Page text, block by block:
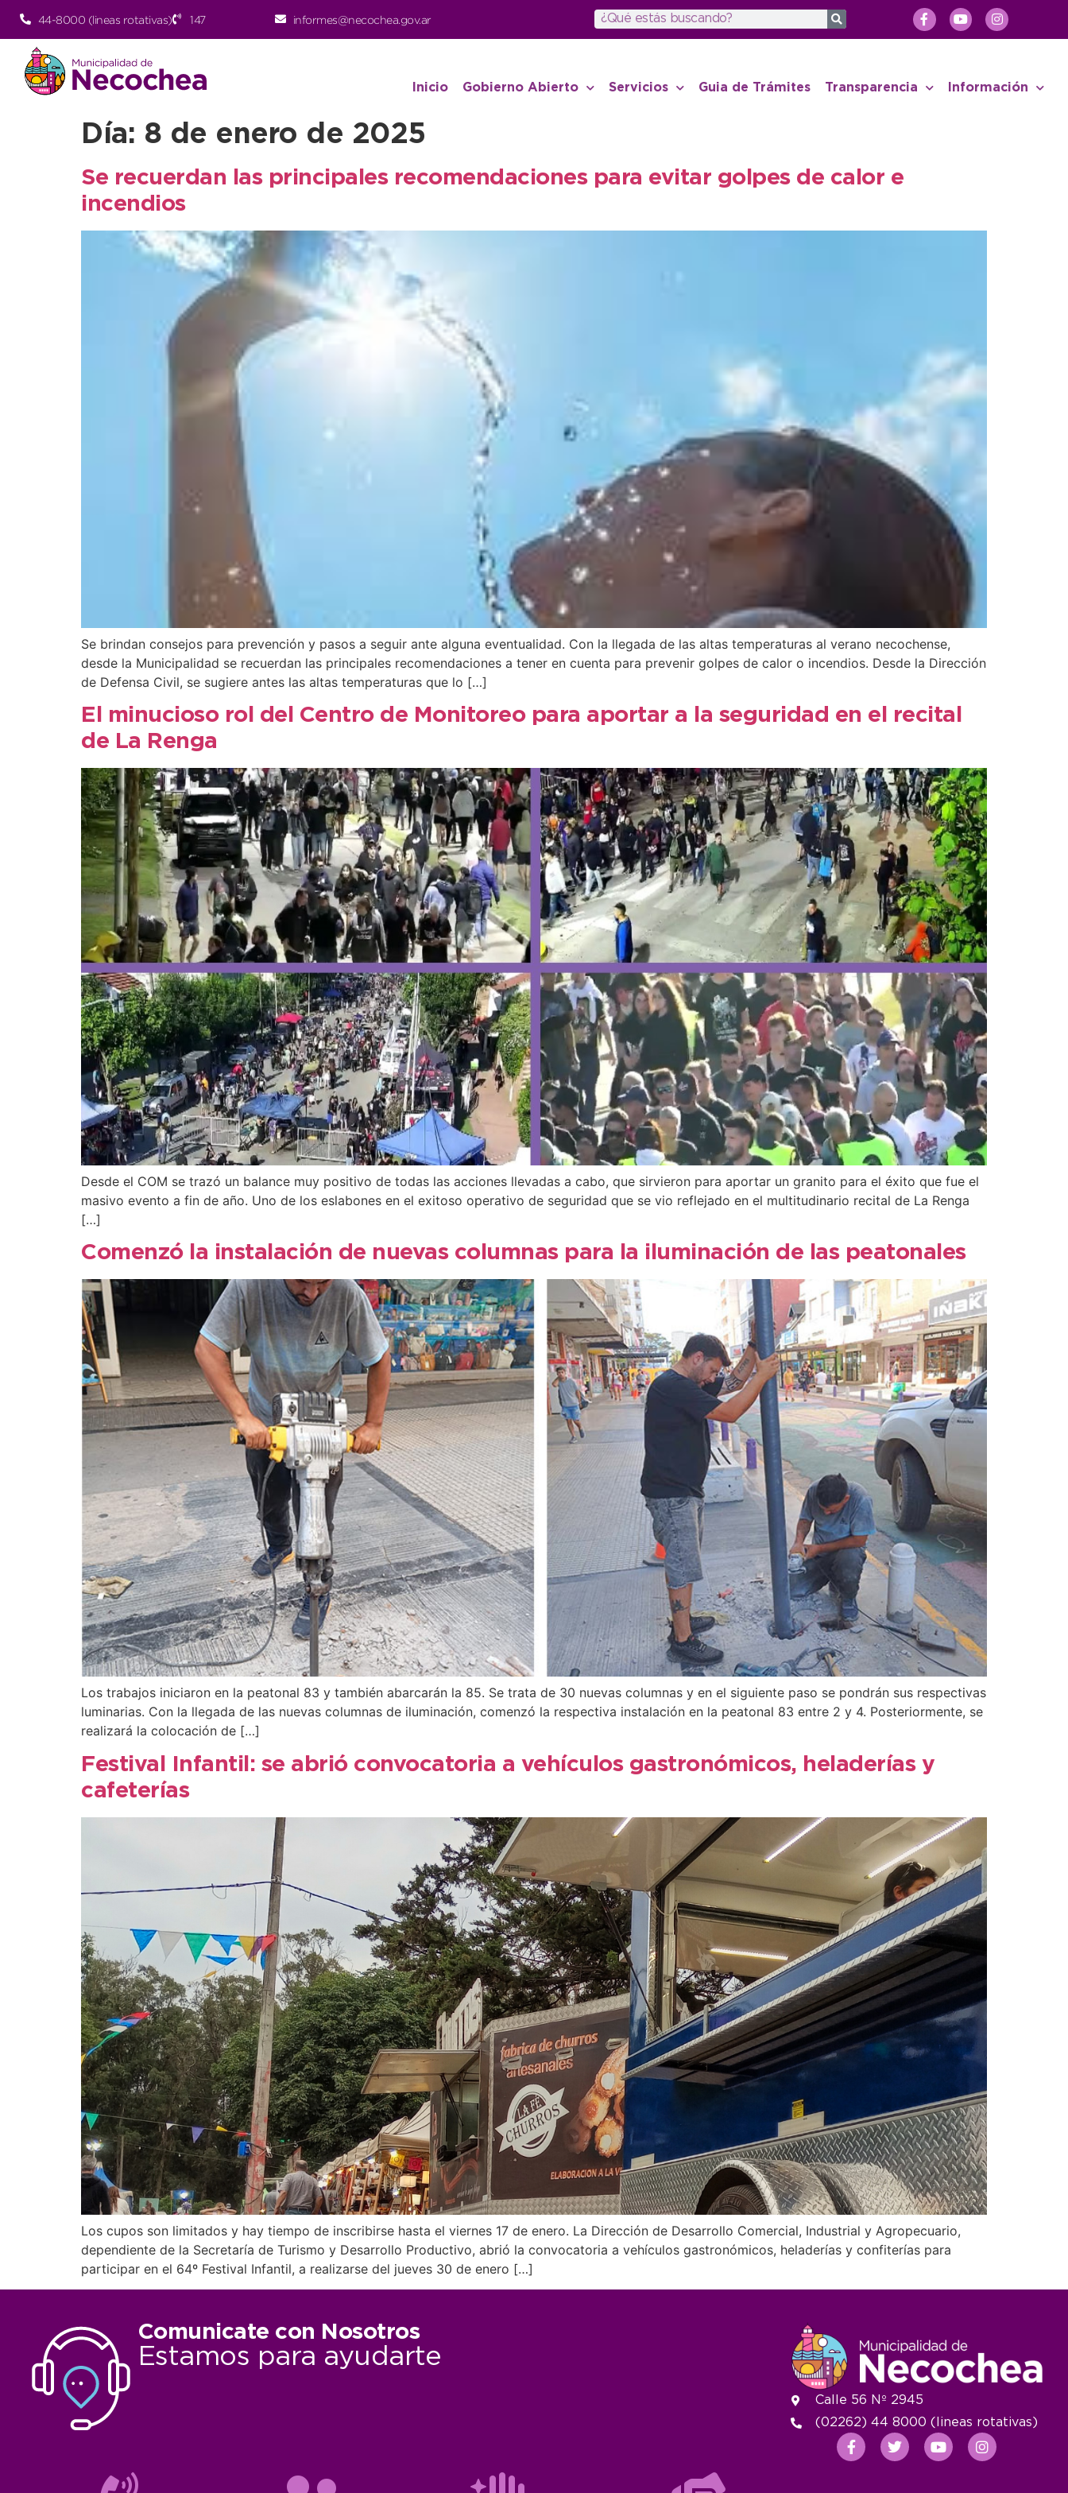
44-8000 (lineas rotativas) 147 informes@necochea.gov.ar
Inicio Gobierno Abierto Servicios Guia de Trámites Transparencia Información
Día: 8 de enero de 2025
Se recuerdan las principales recomendaciones para evitar golpes de calor e
incendios
Se brindan consejos para prevención y pasos a seguir ante alguna eventualidad. Con la llegada de las altas temperaturas al verano necochense,
desde la Municipalidad se recuerdan las principales recomendaciones a tener en cuenta para prevenir golpes de calor o incendios. Desde la Dirección
de Defensa Civil, se sugiere antes las altas temperaturas que lo […]
El minucioso rol del Centro de Monitoreo para aportar a la seguridad en el recital
de La Renga
Desde el COM se trazó un balance muy positivo de todas las acciones llevadas a cabo, que sirvieron para aportar un granito para el éxito que fue el
masivo evento a fin de año. Uno de los eslabones en el exitoso operativo de seguridad que se vio reflejado en el multitudinario recital de La Renga
[…]
Comenzó la instalación de nuevas columnas para la iluminación de las peatonales
Los trabajos iniciaron en la peatonal 83 y también abarcarán la 85. Se trata de 30 nuevas columnas y en el siguiente paso se pondrán sus respectivas
luminarias. Con la llegada de las nuevas columnas de iluminación, comenzó la respectiva instalación en la peatonal 83 entre 2 y 4. Posteriormente, se
realizará la colocación de […]
Festival Infantil: se abrió convocatoria a vehículos gastronómicos, heladerías y
cafeterías
Los cupos son limitados y hay tiempo de inscribirse hasta el viernes 17 de enero. La Dirección de Desarrollo Comercial, Industrial y Agropecuario,
dependiente de la Secretaría de Turismo y Desarrollo Productivo, abrió la convocatoria a vehículos gastronómicos, heladerías y confiterías para
participar en el 64º Festival Infantil, a realizarse del jueves 30 de enero […]
Comunicate con Nosotros
Estamos para ayudarte
Calle 56 Nº 2945
(02262) 44 8000 (lineas rotativas)